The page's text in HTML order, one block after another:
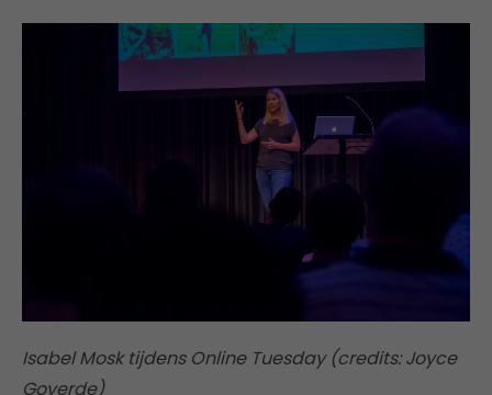
Isabel Mosk tijdens Online Tuesday (credits: Joyce
Goverde)